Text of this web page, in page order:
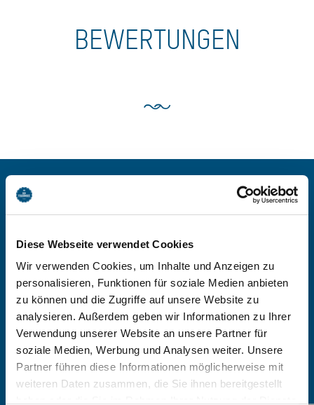
Diese Webseite verwendet Cookies
Wir verwenden Cookies, um Inhalte und Anzeigen zu
personalisieren, Funktionen für soziale Medien anbieten
zu können und die Zugriffe auf unsere Website zu
analysieren. Außerdem geben wir Informationen zu Ihrer
Verwendung unserer Website an unsere Partner für
soziale Medien, Werbung und Analysen weiter. Unsere
Partner führen diese Informationen möglicherweise mit
weiteren Daten zusammen, die Sie ihnen bereitgestellt
BEWERTUNGEN
BEI FERIENWOHNUNGEN
KATHAN BUCHEN
-
Anzahl Personen
Zimmer finden